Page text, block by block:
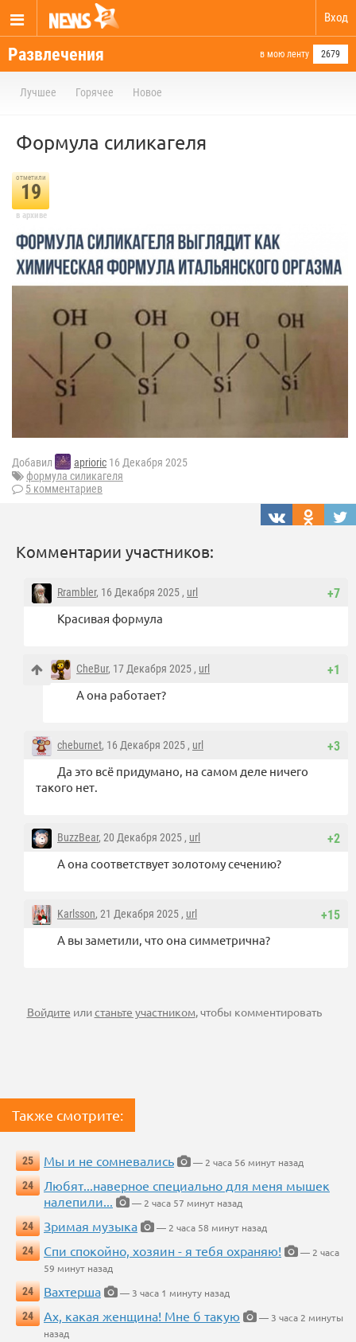
Вход
Развлечения в мою ленту 2679
Лучшее Горячее Новое
Формула силикагеля
отметили
19
в архиве
Добавил aprioric 16 Декабря 2025
формула силикагеля
5 комментариев
Комментарии участников:
+7
Rrambler, 16 Декабря 2025 , url
Красивая формула
+1
CheBur, 17 Декабря 2025 , url
А она работает?
+3
cheburnet, 16 Декабря 2025 , url
Да это всё придумано, на самом деле ничего
такого нет.
+2
BuzzBear, 20 Декабря 2025 , url
А она соответствует золотому сечению?
+15
Karlsson, 21 Декабря 2025 , url
А вы заметили, что она симметрична?
Войдите илистаньте участником, чтобы комментировать
Также смотрите:
25 Мы и не сомневались
— 2 часа 56 минут назад
24
Любят...наверное специально для меня мышек
налепили...
— 2 часа 57 минут назад
24
Зримая музыка
— 2 часа 58 минут назад
24
Спи спокойно, хозяин - я тебя охраняю!
— 2 часа
59 минут назад
24
Вахтерша
— 3 часа 1 минуту назад
24
Ах, какая женщина! Мне б такую
— 3 часа 2 минуты
назад